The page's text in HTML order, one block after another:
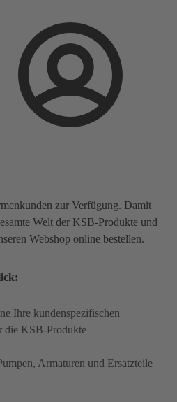
Login
Produkt konfigurieren
zur Verfügung. Damit
Welt der KSB-Produkte und
Webshop online bestellen.
Ihre kundenspezifischen
die KSB-Produkte
Armaturen und Ersatzteile